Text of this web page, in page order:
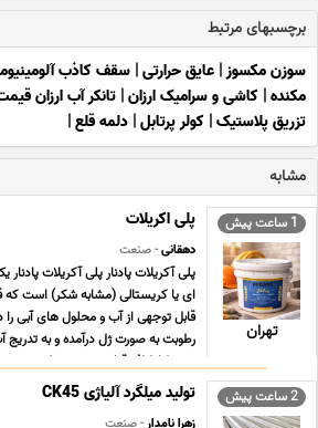
برچسبهای مرتبط
سوزن مکسوز| عایق حرارتی| سقف کاذب
مکنده| کاشی و سرامیک ارزان| تانکر آب ارزان
تزریق پلاستیک| کولر پرتابل| دلمه قلع|
مشابه
1 ساعت پیش
تهران
پلی اکریلات
دهقانی- صنعت
پلی آکریلات پادنار پلی آکریلات
ای یا کریستالی (مشابه شکر) است که
قابل توجهی از آب و محلول های آبی
رطوبت به صورت ژل درآمده و به تدریج
محیط اطراف قرار می دهد. پلی ... ...
2 ساعت پیش تولید میلگرد آلیاژی CK45
زهرا نامدار- صنعت